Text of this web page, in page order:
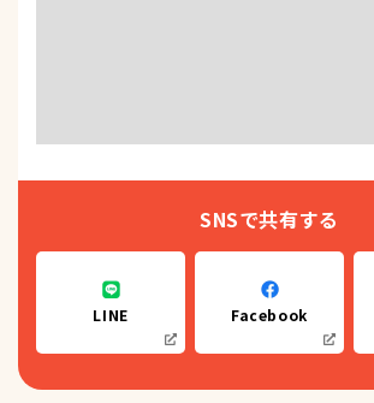
SNSで共有する
LINE Facebook